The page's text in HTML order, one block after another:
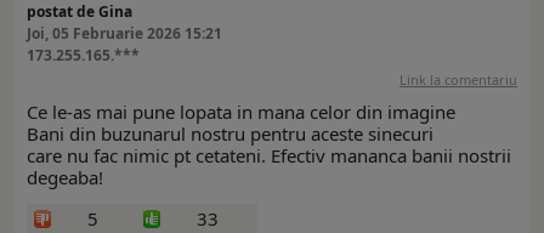
postat de Gina
Joi, 05 Februarie 2026 15:21
173.255.165.***
Link la comentariu
Ce le-as mai pune lopata in mana celor din imagine
Bani din buzunarul nostru pentru aceste sinecuri
care nu fac nimic pt cetateni. Efectiv mananca banii nostrii
degeaba!
5
33